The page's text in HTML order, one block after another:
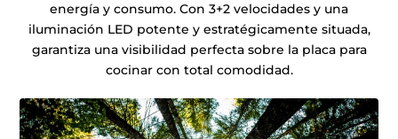
energía y consumo. Con 3+2 velocidades y una
iluminación LED potente y estratégicamente situada,
garantiza una visibilidad perfecta sobre la placa para
cocinar con total comodidad.